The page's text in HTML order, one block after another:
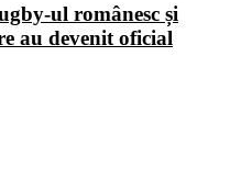
ul românesc și
au devenit oficial